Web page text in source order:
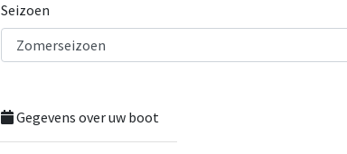
Seizoen
Gegevens over uw boot